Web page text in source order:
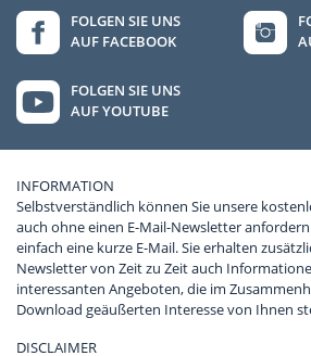
FOLGEN SIE UNS
AUF FACEBOOK
FOLGEN SIE UNS
AUF YOUTUBE
INFORMATION
Selbstverständlich können Sie unsere
auch ohne einen E-Mail-Newsletter
einfach eine kurze E-Mail. Sie erhalten
Newsletter von Zeit zu Zeit auch
interessanten Angeboten, die im
Download geäußerten Interesse von Ihnen
DISCLAIMER